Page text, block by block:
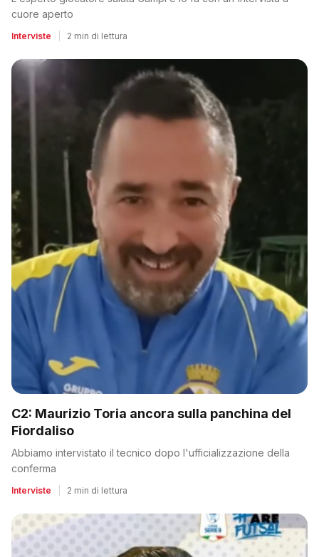
cuore aperto
Interviste 2 min di lettura
C2: Maurizio Toria ancora sulla panchina del
Fiordaliso
Abbiamo intervistato il tecnico dopo l'ufficializzazione della
conferma
Interviste 2 min di lettura